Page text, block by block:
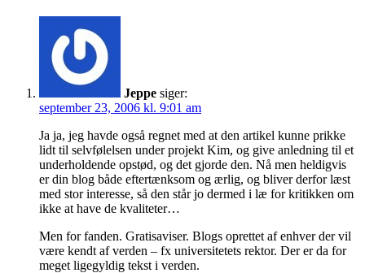
Jeppe siger:
september 23, 2006 kl. 9:01 am
Ja ja, jeg havde også regnet med at den artikel kunne prikke
lidt til selvfølelsen under projekt Kim, og give anledning til et
underholdende opstød, og det gjorde den. Nå men heldigvis
er din blog både eftertænksom og ærlig, og bliver derfor læst
med stor interesse, så den står jo dermed i læ for kritikken om
ikke at have de kvaliteter…
Men for fanden. Gratisaviser. Blogs oprettet af enhver der vil
være kendt af verden – fx universitetets rektor. Der er da for
meget ligegyldig tekst i verden.